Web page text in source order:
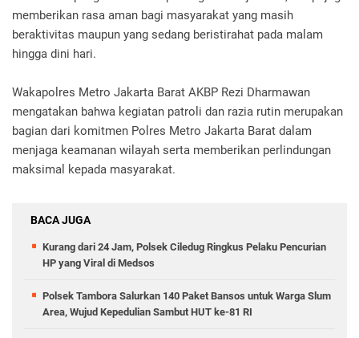
memberikan rasa aman bagi masyarakat yang masih
beraktivitas maupun yang sedang beristirahat pada malam
hingga dini hari.
Wakapolres Metro Jakarta Barat AKBP Rezi Dharmawan
mengatakan bahwa kegiatan patroli dan razia rutin merupakan
bagian dari komitmen Polres Metro Jakarta Barat dalam
menjaga keamanan wilayah serta memberikan perlindungan
maksimal kepada masyarakat.
BACA JUGA
Kurang dari 24 Jam, Polsek Ciledug Ringkus Pelaku Pencurian
HP yang Viral di Medsos
Polsek Tambora Salurkan 140 Paket Bansos untuk Warga Slum
Area, Wujud Kepedulian Sambut HUT ke-81 RI